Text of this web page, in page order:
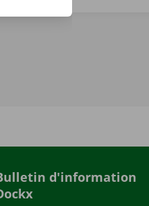
d'information